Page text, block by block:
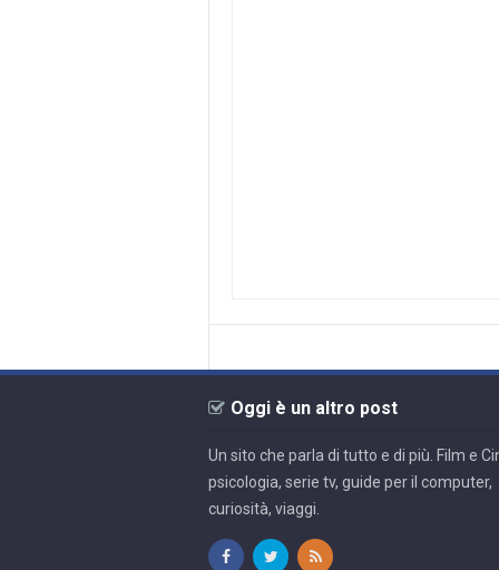
Oggi è un altro post
Un sito che parla di tutto e di più. Film e
psicologia, serie tv, guide per il computer,
curiosità, viaggi.